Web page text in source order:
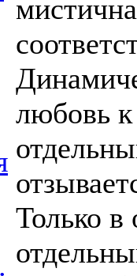
любовь
Только